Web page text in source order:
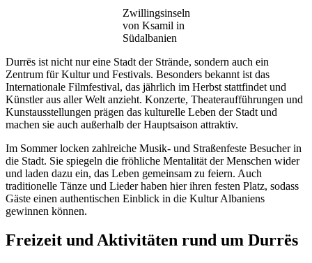
Zwillingsinseln
von Ksamil in
Südalbanien
Durrës ist nicht nur eine Stadt der Strände, sondern auch ein
Zentrum für Kultur und Festivals. Besonders bekannt ist das
Internationale Filmfestival, das jährlich im Herbst stattfindet und
Künstler aus aller Welt anzieht. Konzerte, Theateraufführungen und
Kunstausstellungen prägen das kulturelle Leben der Stadt und
machen sie auch außerhalb der Hauptsaison attraktiv.
Im Sommer locken zahlreiche Musik- und Straßenfeste Besucher in
die Stadt. Sie spiegeln die fröhliche Mentalität der Menschen wider
und laden dazu ein, das Leben gemeinsam zu feiern. Auch
traditionelle Tänze und Lieder haben hier ihren festen Platz, sodass
Gäste einen authentischen Einblick in die Kultur Albaniens
gewinnen können.
Freizeit und Aktivitäten rund um Durrës